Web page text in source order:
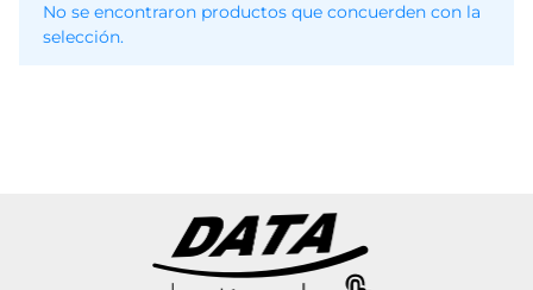
calefones
No se encontraron productos que concuerden con la
selección.